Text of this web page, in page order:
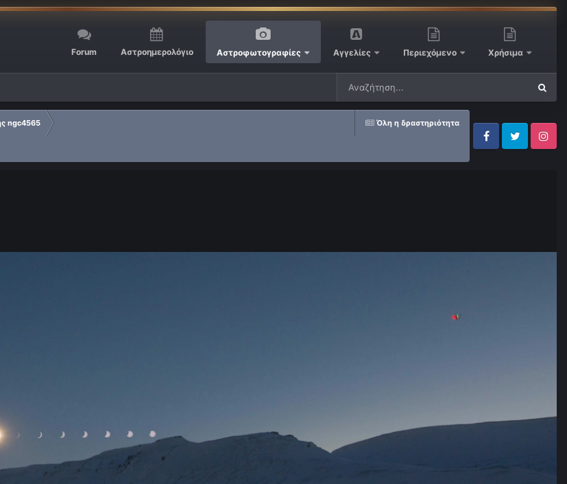
Forum Αστροημερολόγιο Αστροφωτογραφίες Αγγελίες Περιεχόμενο Χρήσιμα
Όλη η δραστηριότητα
ngc4565
FacebookTwitter Instagram